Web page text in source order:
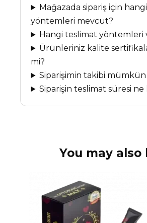
Mağazada sipariş için
yöntemleri mevcut?
Hangi teslimat yöntemleri
Ürünleriniz kalite
mi?
Siparişimin takibi
Siparişin teslimat süresi ne
You may also